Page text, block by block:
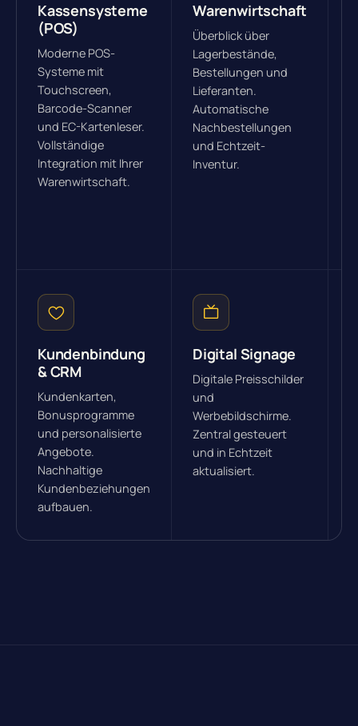
Kassensysteme
(POS)
Moderne POS-
Systeme mit
Touchscreen,
Barcode-Scanner
und EC-Kartenleser.
Vollständige
Integration mit Ihrer
Warenwirtschaft.
Warenwirtschaft
Überblick über
Lagerbestände,
Bestellungen und
Lieferanten.
Automatische
Nachbestellungen
und Echtzeit-
Inventur.
Kundenbindung
& CRM
Kundenkarten,
Bonusprogramme
und personalisierte
Angebote.
Nachhaltige
Kundenbeziehungen
aufbauen.
Digital Signage
Digitale Preisschilder
und
Werbebildschirme.
Zentral gesteuert
und in Echtzeit
aktualisiert.